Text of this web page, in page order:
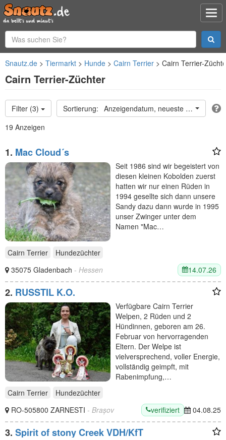
Snautz.de Tiermarkt Hunde Cairn Terrier Cairn Terrier-
Cairn Terrier-Züchter
Filter (3)
Anzeigendatum, neueste oben
19 Anzeigen
1. Mac Cloud´s
Seit 1986 sind wir begeistert von
diesen kleinen Kobolden zuerst
hatten wir nur einen Rüden in
1994 gesellte sich dann unsere
Sandy dazu dann wurde in 1995
unser Zwinger unter dem
Namen "Mac…
Cairn Terrier
Hundezüchter
35075 Gladenbach - Hessen 14.07.26
2. RUSSTIL K.O.
Verfügbare Cairn Terrier
Welpen, 2 Rüden und 2
Hündinnen, geboren am 26.
Februar von hervorragenden
Eltern. Der Welpe ist
vielversprechend, voller Energie,
vollständig geimpft, mit
Rabenimpfung,…
Cairn Terrier
Hundezüchter
RO-505800 ZARNESTI - Brașov verifiziert 04.08.25
3. Spirit of stony Creek VDH/KfT